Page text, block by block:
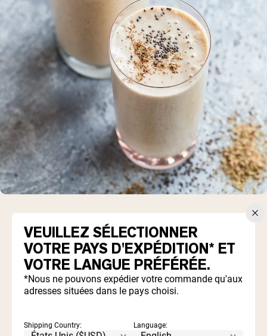
1 banane (mieux congelé)
1 cuillère à soupe de beurre d'amande
1 cuillère à soupe de graines de chia
¾ tasse de lait d'amande
Glace écrasée au goût.
VEUILLEZ SÉLECTIONNER
VOTRE PAYS D'EXPÉDITION* ET
VOTRE LANGUE PRÉFÉRÉE.
*Nous ne pouvons expédier votre commande qu'aux
adresses situées dans le pays choisi.
Shipping Country: Language: